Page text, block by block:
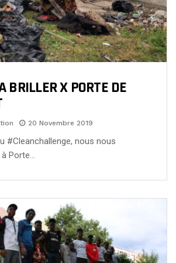
BRILLER X PORTE DE
20 Novembre 2019
#Cleanchallenge, nous nous
Porte…